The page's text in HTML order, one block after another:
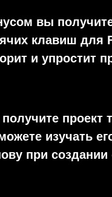
вы
клавиш для
и упростит
проект
изучать
при создании